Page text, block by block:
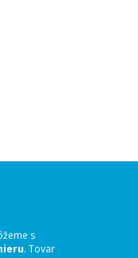
s
. Tovar